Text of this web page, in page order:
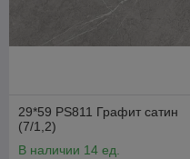
29*59 PS811 Графит сатин
(7/1,2)
В наличии 14 ед.